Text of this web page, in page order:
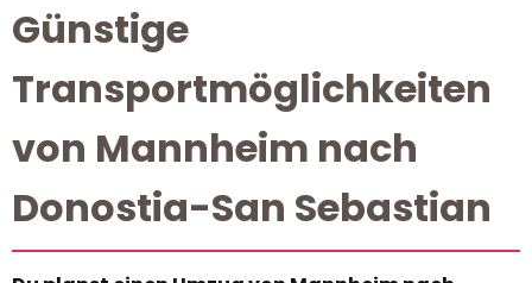
Günstige
Transportmöglichkeiten
von Mannheim nach
Donostia-San Sebastian